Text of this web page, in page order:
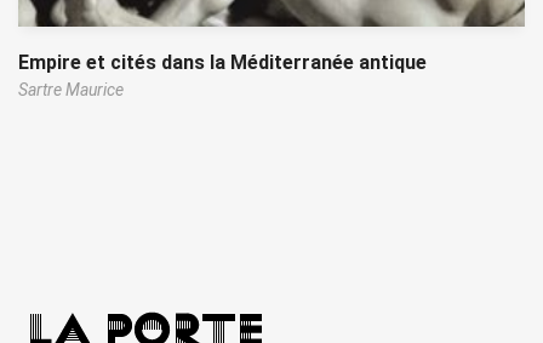
Empire et cités dans la Méditerranée antique
Sartre Maurice